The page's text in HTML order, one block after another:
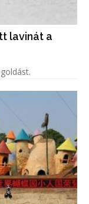
lavinát a